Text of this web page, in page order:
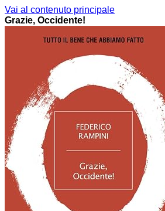
Vai al contenuto principale
Grazie, Occidente!